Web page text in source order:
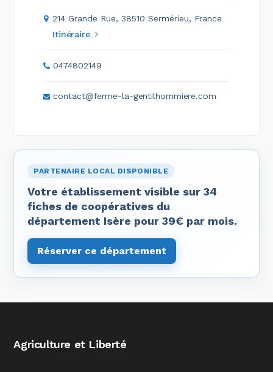
214 Grande Rue, 38510 Sermérieu, France
Itinéraire
0474802149
contact@ferme-la-gentilhommiere.com
PARTENAIRE LOCAL DISPONIBLE
Votre établissement visible sur 34
fiches de coopératives du
département Isère pour 39€ par mois.
Réserver ce département
Agriculture et Liberté